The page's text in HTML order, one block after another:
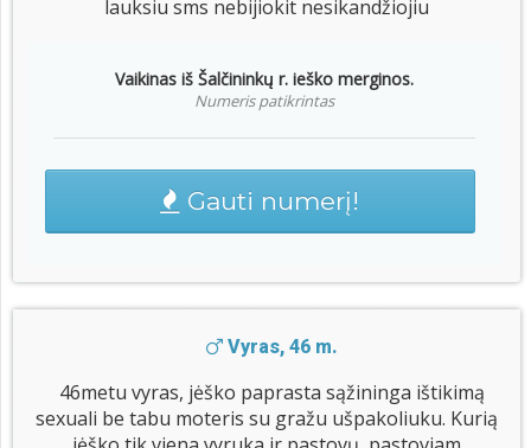
lauksiu sms nebijiokit nesikandžiojiu
Vaikinas iš Šalčininkų r. ieško merginos.
Numeris patikrintas
Gauti numerį!
Vyras, 46 m.
46metu vyras, jėško paprasta sąžininga ištikimą
sexuali be tabu moteris su gražu ušpakoliuku. Kurią